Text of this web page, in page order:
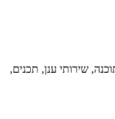
שירותי ענן, תכנים,